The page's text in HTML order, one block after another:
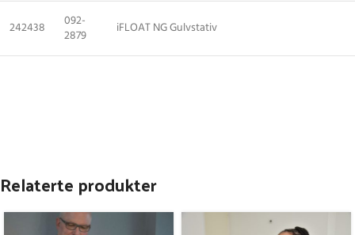
242438
092-
2879
iFLOAT NG Gulvstativ
Relaterte produkter